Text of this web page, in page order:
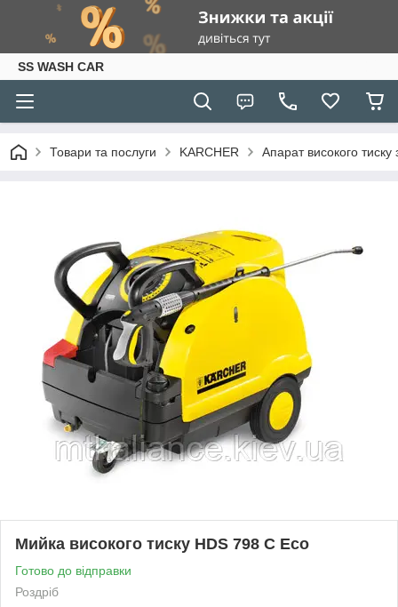
SS WASH CAR
Товари та послуги KARCHER Апарат високого тиску
Мийка високого тиску HDS 798 C Eco
Готово до відправки
Роздріб